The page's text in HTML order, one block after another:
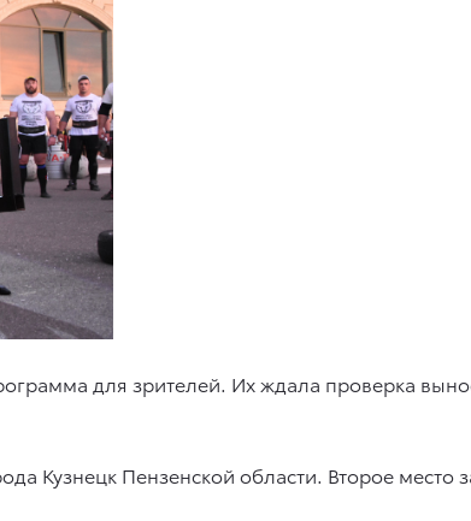
для зрителей. Их ждала проверка
Кузнецк Пензенской области. Второе место